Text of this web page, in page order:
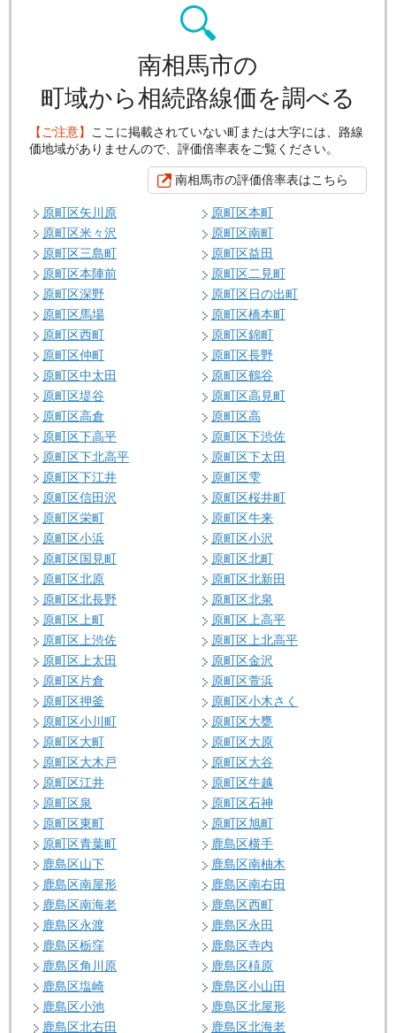
南相馬市の
町域から相続路線価を調べる
【ご注意】 ここに掲載されていない町または大字には、路線
価地域がありませんので、評価倍率表をご覧ください。
南相馬市の評価倍率表はこちら
原町区矢川原
原町区本町
原町区米々沢
原町区南町
原町区三島町
原町区益田
原町区本陣前
原町区二見町
原町区深野
原町区日の出町
原町区馬場
原町区橋本町
原町区西町
原町区錦町
原町区仲町
原町区長野
原町区中太田
原町区鶴谷
原町区堤谷
原町区高見町
原町区高倉
原町区高
原町区下高平
原町区下渋佐
原町区下北高平
原町区下太田
原町区下江井
原町区雫
原町区信田沢
原町区桜井町
原町区栄町
原町区牛来
原町区小浜
原町区小沢
原町区国見町
原町区北町
原町区北原
原町区北新田
原町区北長野
原町区北泉
原町区上町
原町区上高平
原町区上渋佐
原町区上北高平
原町区上太田
原町区金沢
原町区片倉
原町区萱浜
原町区押釜
原町区小木さく
原町区小川町
原町区大甕
原町区大町
原町区大原
原町区大木戸
原町区大谷
原町区江井
原町区牛越
原町区泉
原町区石神
原町区東町
原町区旭町
原町区青葉町
鹿島区横手
鹿島区山下
鹿島区南柚木
鹿島区南屋形
鹿島区南右田
鹿島区南海老
鹿島区西町
鹿島区永渡
鹿島区永田
鹿島区栃窪
鹿島区寺内
鹿島区角川原
鹿島区橲原
鹿島区塩崎
鹿島区小山田
鹿島区小池
鹿島区北屋形
鹿島区北右田
鹿島区北海老